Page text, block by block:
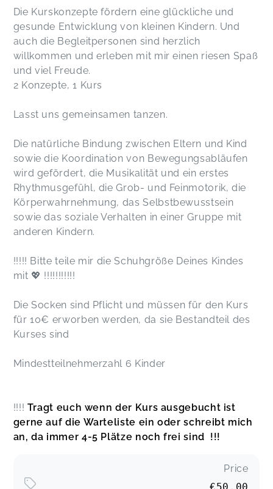
Die Kurskonzepte fördern eine glückliche und
gesunde Entwicklung von kleinen Kindern. Und
auch die Begleitpersonen sind herzlich
willkommen und erleben mit mir einen riesen Spaß
und viel Freude.
2 Konzepte, 1 Kurs
Lasst uns gemeinsamen tanzen.
Die natürliche Bindung zwischen Eltern und Kind
sowie die Koordination von Bewegungsabläufen
wird gefördert, die Musikalität und ein erstes
Rhythmusgefühl, die Grob- und Feinmotorik, die
Körperwahrnehmung, das Selbstbewusstsein
sowie das soziale Verhalten in einer Gruppe mit
anderen Kindern.
!!!!! Bitte teile mir die Schuhgröße Deines Kindes
mit 💖 !!!!!!!!!!!
Die Socken sind Pflicht und müssen für den Kurs
für 10€ erworben werden, da sie Bestandteil des
Kurses sind
Mindestteilnehmerzahl 6 Kinder
!!!! Tragt euch wenn der Kurs ausgebucht ist
gerne auf die Warteliste ein oder schreibt mich
an, da immer 4-5 Plätze noch frei sind !!!
Price